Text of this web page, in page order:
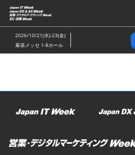
ス
キ
ッ
し
む
2026/10/21(水)-23(金)
幕張メッセ 1-8ホール